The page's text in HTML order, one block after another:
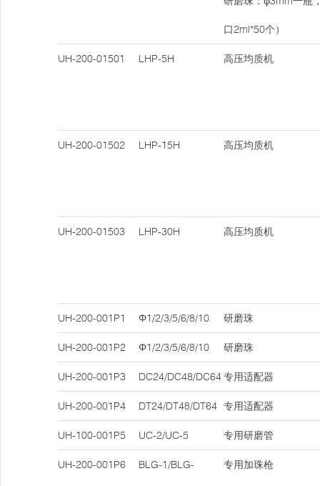
口2ml*50个）
UH-200-01501 LHP-5H 高压均质机
UH-200-01502 LHP-15H 高压均质机
UH-200-01503 LHP-30H 高压均质机
UH-200-001P1 Φ1/2/3/5/6/8/10 研磨珠
UH-200-001P2 Φ1/2/3/5/6/8/10 研磨珠
UH-200-001P3 DC24/DC48/DC64专用适配器
UH-200-001P4 DT24/DT48/DT64 专用适配器
UH-100-001P5 UC-2/UC-5 专用研磨管
UH-200-001P6 BLG-1/BLG- 专用加珠枪